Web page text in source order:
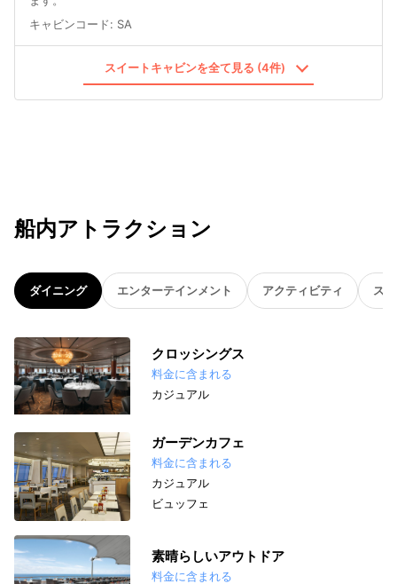
キャビンコード: SA
スイートキャビンを全て見る (4件)
船内アトラクション
ダイニング エンターテインメント アクティビティ ス
クロッシングス
料金に含まれる
カジュアル
ガーデンカフェ
料金に含まれる
カジュアル
ビュッフェ
素晴らしいアウトドア
料金に含まれる